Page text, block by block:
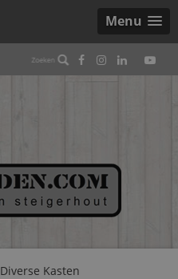
Menu
Diverse Kasten